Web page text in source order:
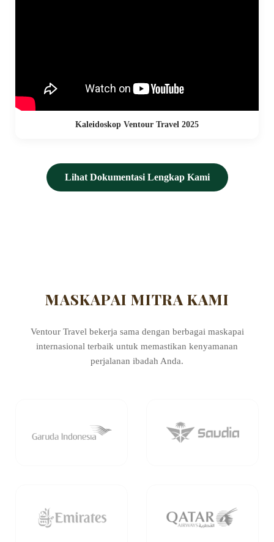
Kaleidoskop Ventour Travel 2025
Lihat Dokumentasi Lengkap Kami
MASKAPAI MITRA KAMI
Ventour Travel bekerja sama dengan berbagai maskapai
internasional terbaik untuk memastikan kenyamanan
perjalanan ibadah Anda.